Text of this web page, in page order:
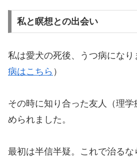
私と瞑想との出会い
私は愛犬の死後、うつ病になり
病はこちら ）
その時に知り合った友人（理
められました。
最初は半信半疑。これで治る